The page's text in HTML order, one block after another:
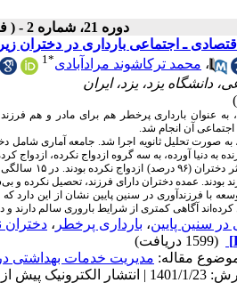
دوره 21، شماره 2 - ( فروردین ـ اردیبهشت 1401 )
بارداری در دختران زیر 19 ساله در سرشماری 1395 ایران
، محمد ترکاشوند مرادآبادی*
1
آن انجام شد.
به دنیا آورده، به سه گروه ازدواج نکرده،
با فرزندآوری در سنین پایین نشان از این
آگاهی کمتری از شرایط باروری سالم دارند
در سنین پایین، بارداری پرخطر ، دختران
(1599 دریافت)
مقاله: مدیریت خدمات بهداشتی